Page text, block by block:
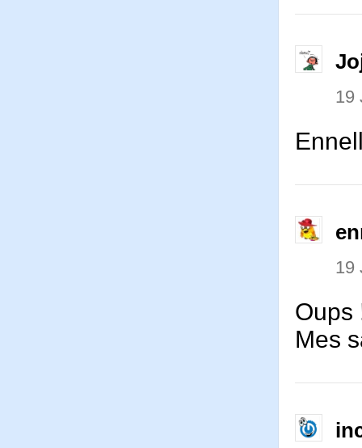
19
19
Oups
Mes